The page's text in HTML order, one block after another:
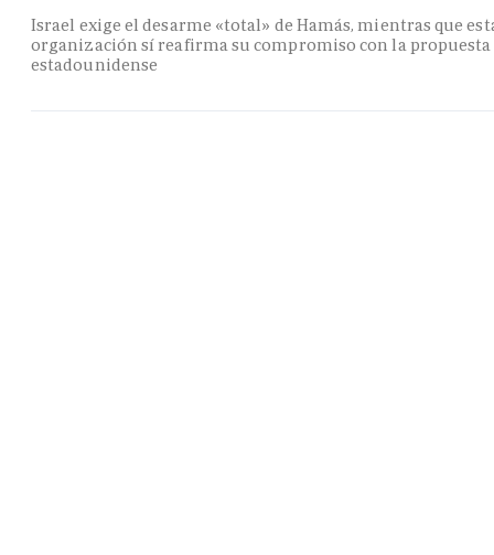
Israel exige el desarme «total» de Hamás, mientras que
organización sí reafirma su compromiso con la propuesta
estadounidense